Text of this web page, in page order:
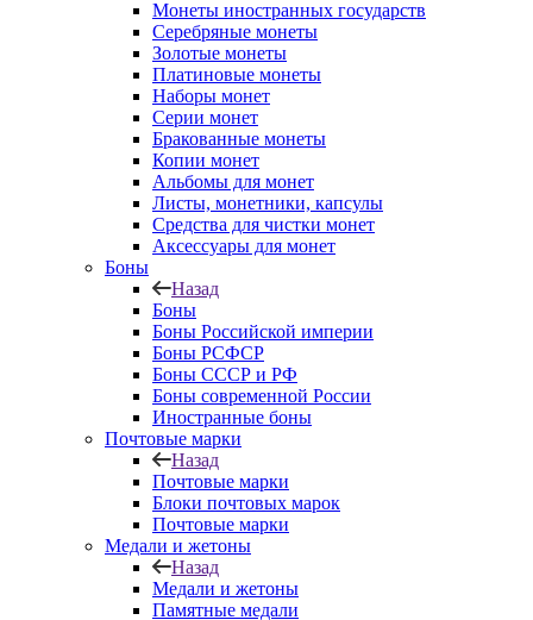
Монеты иностранных государств
Серебряные монеты
Золотые монеты
Платиновые монеты
Наборы монет
Серии монет
Бракованные монеты
Копии монет
Альбомы для монет
Листы, монетники, капсулы
Средства для чистки монет
Аксессуары для монет
Боны
Назад
Боны
Боны Российской империи
Боны РСФСР
Боны СССР и РФ
Боны современной России
Иностранные боны
Почтовые марки
Назад
Почтовые марки
Блоки почтовых марок
Почтовые марки
Медали и жетоны
Назад
Медали и жетоны
Памятные медали